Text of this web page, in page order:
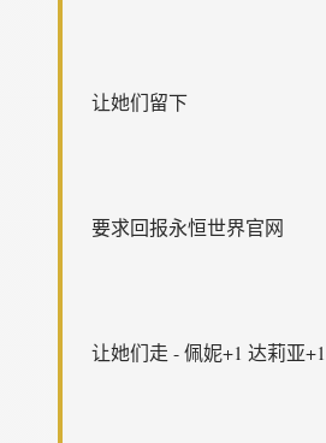
让她们留下
要求回报永恒世界官网
让她们走 - 佩妮+1 达莉亚+1